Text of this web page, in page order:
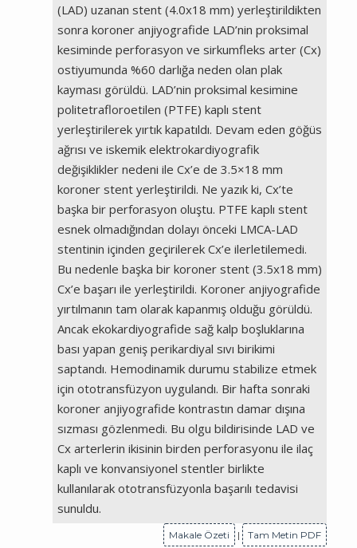
(LAD) uzanan stent (4.0x18 mm) yerleştirildikten
sonra koroner anjiyografide LAD’nin proksimal
kesiminde perforasyon ve sirkumfleks arter (Cx)
ostiyumunda %60 darlığa neden olan plak
kayması görüldü. LAD’nin proksimal kesimine
politetrafloroetilen (PTFE) kaplı stent
yerleştirilerek yırtık kapatıldı. Devam eden göğüs
ağrısı ve iskemik elektrokardiyografik
değişiklikler nedeni ile Cx’e de 3.5×18 mm
koroner stent yerleştirildi. Ne yazık ki, Cx’te
başka bir perforasyon oluştu. PTFE kaplı stent
esnek olmadığından dolayı önceki LMCA-LAD
stentinin içinden geçirilerek Cx’e ilerletilemedi.
Bu nedenle başka bir koroner stent (3.5x18 mm)
Cx’e başarı ile yerleştirildi. Koroner anjiyografide
yırtılmanın tam olarak kapanmış olduğu görüldü.
Ancak ekokardiyografide sağ kalp boşluklarına
bası yapan geniş perikardiyal sıvı birikimi
saptandı. Hemodinamik durumu stabilize etmek
için ototransfüzyon uygulandı. Bir hafta sonraki
koroner anjiyografide kontrastın damar dışına
sızması gözlenmedi. Bu olgu bildirisinde LAD ve
Cx arterlerin ikisinin birden perforasyonu ile ilaç
kaplı ve konvansiyonel stentler birlikte
kullanılarak ototransfüzyonla başarılı tedavisi
sunuldu.
Makale Özeti | Tam Metin PDF